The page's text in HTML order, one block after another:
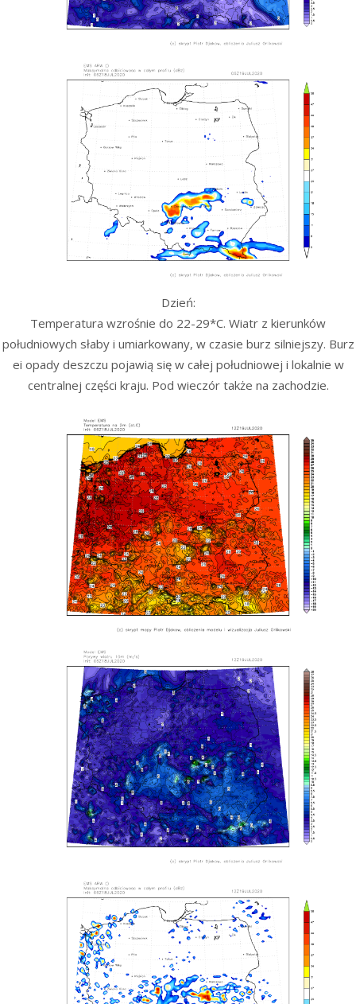
Dzień:
Temperatura wzrośnie do 22-29*C. Wiatr z kierunków
południowych słaby i umiarkowany, w czasie burz silniejszy. Burz
ei opady deszczu pojawią się w całej południowej i lokalnie w
centralnej części kraju. Pod wieczór także na zachodzie.